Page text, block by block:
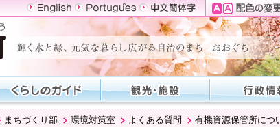
まちづくり部 環境対策室 よくある質問 有機資源保管所につ